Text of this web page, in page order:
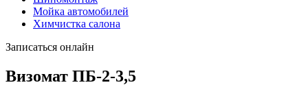
Мойка автомобилей
Химчистка салона
Записаться онлайн
Визомат ПБ-2-3,5